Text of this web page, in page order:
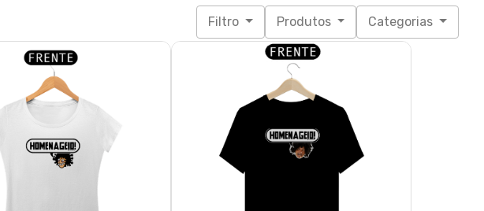
Filtro Produtos Categorias